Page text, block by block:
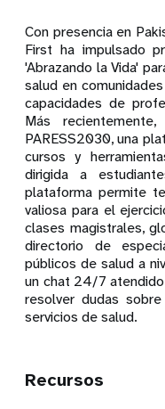
Con presencia en
First ha impulsado
'Abrazando la Vida'
salud en
capacidades de
Más
PARESS2030, una
cursos y
dirigida a
plataforma permite
valiosa para el
clases magistrales,
directorio de
públicos de salud a
un chat 24/7
resolver dudas
servicios de salud.
Recursos